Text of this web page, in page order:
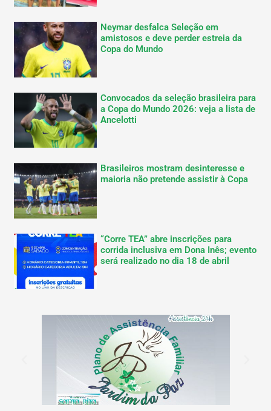
Neymar desfalca Seleção em
amistosos e deve perder estreia da
Copa do Mundo
Convocados da seleção brasileira para
a Copa do Mundo 2026: veja a lista de
Ancelotti
Brasileiros mostram desinteresse e
maioria não pretende assistir à Copa
“Corre TEA” abre inscrições para
corrida inclusiva em Dona Inês; evento
será realizado no dia 18 de abril